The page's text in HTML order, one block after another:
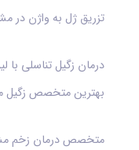
تزریق ژل به واژن در
درمان زگیل تناسلی با
بهترین متخصص زگیل
متخصص درمان زخم